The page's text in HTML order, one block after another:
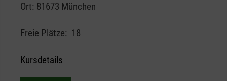
Ort: 81673 München
Freie Plätze: 18
Kursdetails